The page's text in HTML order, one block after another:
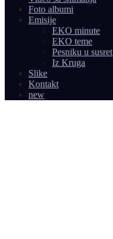
Foto albumi
Emisije
EKO minute
EKO teme
Pesniku u susret
Iz Kruga
Slike
Kontakt
new